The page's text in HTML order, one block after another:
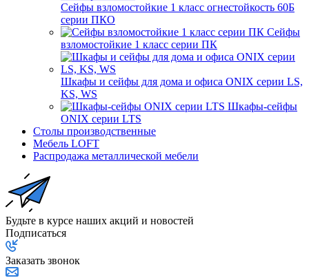
Сейфы взломостойкие 1 класс огнестойкость 60Б
серии ПКО
Сейфы
взломостойкие 1 класс серии ПК
Шкафы и сейфы для дома и офиса ONIX серии LS,
KS, WS
Шкафы-сейфы
ONIX серии LTS
Столы производственные
Мебель LOFT
Распродажа металлической мебели
Будьте в курсе наших акций и новостей
Подписаться
Заказать звонок